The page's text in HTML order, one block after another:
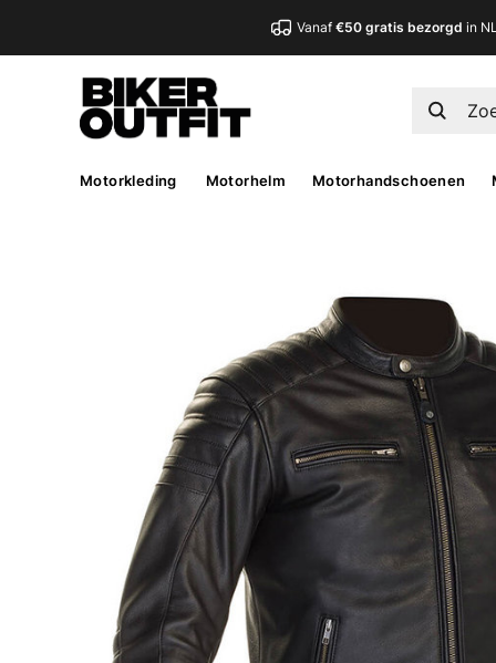
Vanaf €50 gratis bezorgd in
Motorkleding Motorhelm Motorhandschoenen